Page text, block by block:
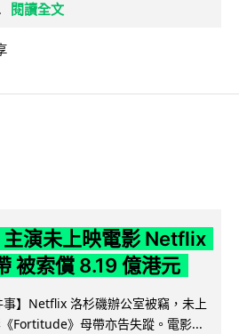
閱讀全文
演未上映電影 Netflix
被索償 8.19 億港元
事】Netflix 洛杉磯辦公室被竊，未上
Fortitude》母帶亦告失蹤。電影...